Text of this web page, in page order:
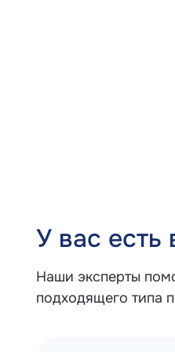
У вас есть
Наши эксперты
подходящего типа